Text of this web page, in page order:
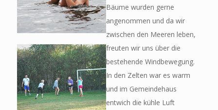
Bäume wurden gerne
angenommen und da wir
zwischen den Meeren leben,
freuten wir uns über die
bestehende Windbewegung.
In den Zelten war es warm
und im Gemeindehaus
entwich die kühle Luft